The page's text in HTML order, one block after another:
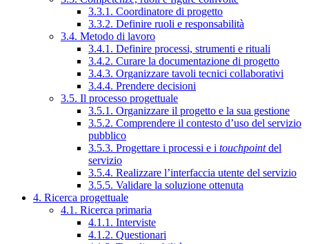
3.3.1. Coordinatore di progetto
3.3.2. Definire ruoli e responsabilità
3.4. Metodo di lavoro
3.4.1. Definire processi, strumenti e rituali
3.4.2. Curare la documentazione di progetto
3.4.3. Organizzare tavoli tecnici collaborativi
3.4.4. Prendere decisioni
3.5. Il processo progettuale
3.5.1. Organizzare il progetto e la sua gestione
3.5.2. Comprendere il contesto d’uso del servizio
pubblico
3.5.3. Progettare i processi e i touchpointdel
servizio
3.5.4. Realizzare l’interfaccia utente del servizio
3.5.5. Validare la soluzione ottenuta
4. Ricerca progettuale
4.1. Ricerca primaria
4.1.1. Interviste
4.1.2. Questionari